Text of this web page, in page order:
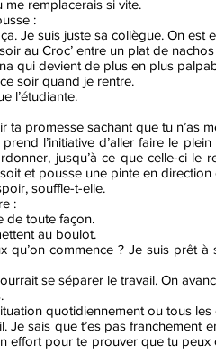
remplacerais si vite.
:
Je suis juste sa collègue. On est
au Croc’ entre un plat de nachos
qui devient de plus en plus
soir quand je rentre.
l’étudiante.
ta promesse sachant que tu n’as
l’initiative d’aller faire le
jusqu’à ce que celle-ci
et pousse une pinte en
souffle-t-elle.
:
de toute façon.
au boulot.
commence ? Je suis prêt à
se séparer le travail. On
quotidiennement ou tous les
sais que t’es pas franchement
effort pour te prouver que tu